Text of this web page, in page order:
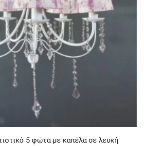
5 φώτα με καπέλα σε λευκή